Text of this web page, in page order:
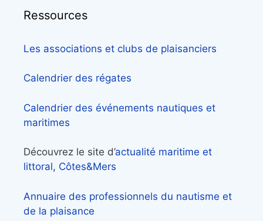
Ressources
Les associations et clubs de plaisanciers
Calendrier des régates
Calendrier des événements nautiques et
maritimes
Découvrez le site d’actualité maritime et
littoral, Côtes&Mers
Annuaire des professionnels du nautisme et
de la plaisance